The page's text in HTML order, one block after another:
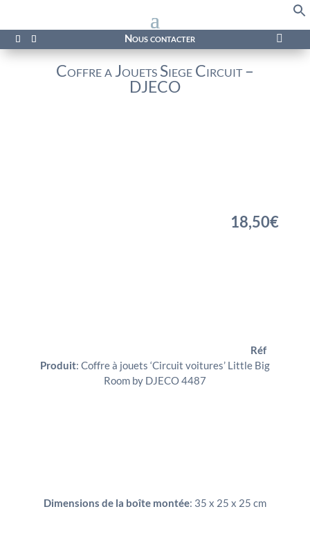
Nous contacter 
Coffre a Jouets Siege Circuit –
DJECO
18,50€
Réf
Produit: Coffre à jouets ‘Circuit voitures’ Little Big
Room by DJECO 4487
Dimensions de la boîte montée: 35 x 25 x 25 cm